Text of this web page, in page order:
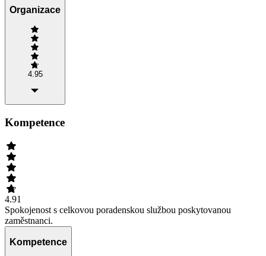
Organizace
4.95
Kompetence
4.91
Spokojenost s celkovou poradenskou službou poskytovanou
zaměstnanci.
Kompetence